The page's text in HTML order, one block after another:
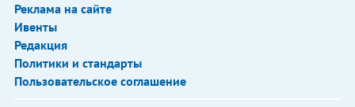
Реклама на сайте
Ивенты
Редакция
Политики и стандарты
Пользовательское соглашение